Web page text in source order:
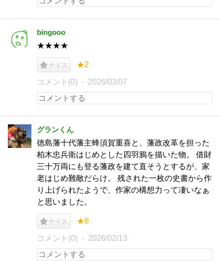
bingooo
★★★★
ナイス ★2
コメント(0) 2026/03/07
グランくん
徳島藩十代藩主蜂須賀重喜と、藩政改革を担った
柏木忠兵衛はじめとした四羽鴉を描いた物。 借財
三十万両にも登る藩政を建て直そうとするが、家
老はじめ難敵だらけ。 残された一枚の史書から作
り上げられたようで、作家の構想力って凄いなぁ
と思いました。
ナイス ★8
コメント(0) 2026/02/13